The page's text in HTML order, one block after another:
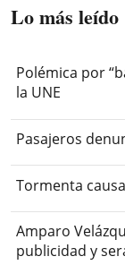
Lo más leído
Polémica por
la UNE
Pasajeros
Tormenta
Amparo
publicidad y